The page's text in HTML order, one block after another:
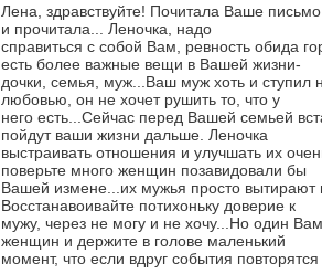
Лена, здравствуйте! Почитала Ваше
и прочитала... Леночка, надо
справиться с собой Вам, ревность обида
есть более важные вещи в Вашей жизни-
дочки, семья, муж...Ваш муж хоть и ступил
любовью, он не хочет рушить то, что у
него есть...Сейчас перед Вашей семьей
пойдут ваши жизни дальше. Леночка
выстраивать отношения и улучшать их
поверьте много женщин позавидовали бы
Вашей измене...их мужья просто вытирают
Восстанавоивайте потихоньку доверие к
мужу, через не могу и не хочу...Но один
женщин и держите в голове маленький
момент, что если вдруг события